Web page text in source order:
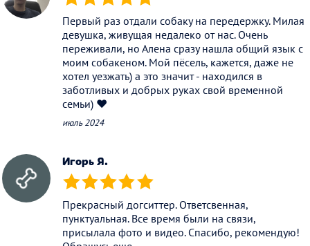
(*) (*) (*) (*) (*)
Первый раз отдали собаку на передержку. Милая
девушка, живущая недалеко от нас. Очень
переживали, но Алена сразу нашла общий язык с
моим собакеном. Мой пёсель, кажется, даже не
хотел уезжать) а это значит - находился в
заботливых и добрых руках свой временной
семьи) ❤️
июль 2024
Игорь Я.
(*) (*) (*) (*) (*)
Прекрасный догситтер. Ответсвенная,
пунктуальная. Все время были на связи,
присылала фото и видео. Спасибо, рекомендую!